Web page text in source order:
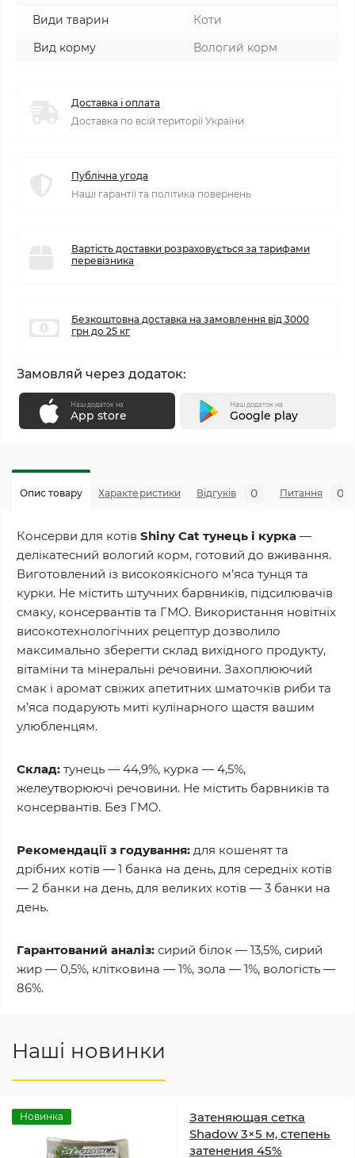
Види тварин
Коти
Вид корму
Вологий корм
Доставка і оплата
Доставка по всій території України
Публічна угода
Наші гарантії та політика повернень
Вартість доставки розраховується за тарифами
перевізника
Безкоштовна доставка на замовлення від 3000
грн до 25 кг
Замовляй через додаток:
Наш додаток на
App store
Наш додаток на
Google play
Опис товару Характеристики Відгуків 0 Питання 0
Консерви для котів Shiny Cat тунець і курка —
делікатесний вологий корм, готовий до вживання.
Виготовлений із високоякісного м’яса тунця та
курки. Не містить штучних барвників, підсилювачів
смаку, консервантів та ГМО. Використання новітніх
високотехнологічних рецептур дозволило
максимально зберегти склад вихідного продукту,
вітаміни та мінеральні речовини. Захоплюючий
смак і аромат свіжих апетитних шматочків риби та
м’яса подарують миті кулінарного щастя вашим
улюбленцям.
Склад: тунець — 44,9%, курка — 4,5%,
желеутворюючі речовини. Не містить барвників та
консервантів. Без ГМО.
Рекомендації з годування: для кошенят та
дрібних котів — 1 банка на день, для середніх котів
— 2 банки на день, для великих котів — 3 банки на
день.
Гарантований аналіз: сирий білок — 13,5%, сирий
жир — 0,5%, клітковина — 1%, зола — 1%, вологість —
86%.
Наші новинки
Новинка
Затеняющая сетка
Shadow 3×5 м, степень
затенения 45%